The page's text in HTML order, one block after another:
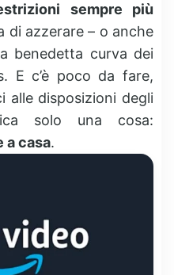
sempre più
di azzerare – o anche
benedetta curva dei
E c’è poco da fare,
alle disposizioni degli
solo una cosa:
a casa.